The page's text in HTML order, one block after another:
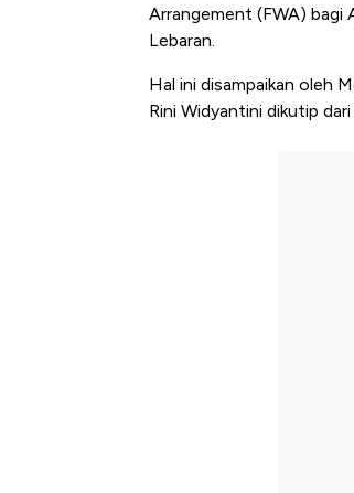
Arrangement (FWA) bagi
Lebaran.
Hal ini disampaikan oleh
Rini Widyantini dikutip